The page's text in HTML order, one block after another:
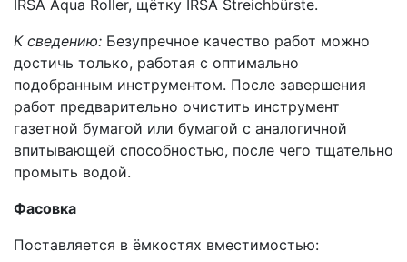
IRSA Aqua Roller, щётку IRSA Streichbürste.
К сведению: Безупречное качество работ можно
достичь только, работая с оптимально
подобранным инструментом. После завершения
работ предварительно очистить инструмент
газетной бумагой или бумагой с аналогичной
впитывающей способностью, после чего тщательно
промыть водой.
Фасовка
Поставляется в ёмкостях вместимостью: